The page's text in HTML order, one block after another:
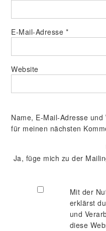
E-Mail-Adresse *
Website
Name, E-Mail-Adresse
für meinen nächsten
Ja, füge mich zu der
Mit der
erklärst
und
diese